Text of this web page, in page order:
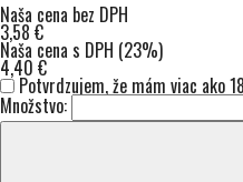
Naša cena bez DPH
3,58 €
Naša cena s DPH (23%)
4,40 €
Potvrdzujem, že mám viac ako
Množstvo: